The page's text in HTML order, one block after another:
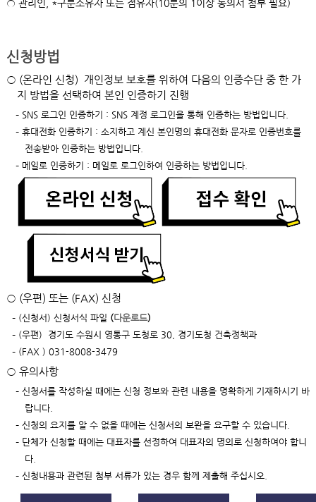
관리인, *구분소유자 또는 점유자(10분의 1이상 동의서 첨부 필요)
신청방법
○ (온라인 신청) 개인정보 보호를 위하여 다음의 인증수단 중 한 가
지 방법을 선택하여 본인 인증하기 진행
– SNS 로그인 인증하기 : SNS 계정 로그인을 통해 인증하는 방법입니다.
– 휴대전화 인증하기 : 소지하고 계신 본인명의 휴대전화 문자로 인증번호를
전송받아 인증하는 방법입니다.
– 메일로 인증하기 : 메일로 로그인하여 인증하는 방법입니다.
○ (우편) 또는 (FAX) 신청
– (신청서) 신청서식 파일 (다운로드)
– (우편) 경기도 수원시 영통구 도청로 30, 경기도청 건축정책과
– (FAX ) 031-8008-3479
○ 유의사항
– 신청서를 작성하실 때에는 신청 정보와 관련 내용을 명확하게 기재하시기 바
랍니다.
– 신청의 요지를 알 수 없을 때에는 신청서의 보완을 요구할 수 있습니다.
– 단체가 신청할 때에는 대표자를 선정하여 대표자의 명의로 신청하여야 합니
다.
– 신청내용과 관련된 첨부 서류가 있는 경우 함께 제출해 주십시오.